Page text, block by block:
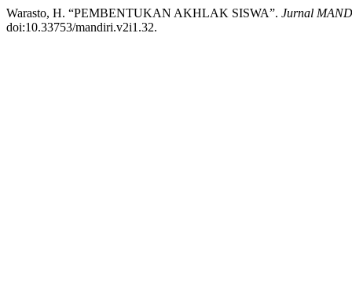
Warasto, H. “PEMBENTUKAN AKHLAK SISWA”. Jurnal
doi:10.33753/mandiri.v2i1.32.